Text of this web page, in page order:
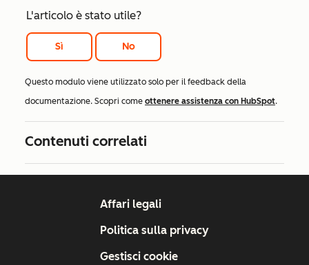
L'articolo è stato utile?
Sì No
Questo modulo viene utilizzato solo per il feedback della
documentazione. Scopri come ottenere assistenza con HubSpot.
Contenuti correlati
Affari legali
Politica sulla privacy
Gestisci cookie